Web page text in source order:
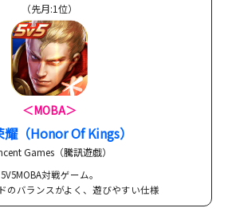
（先月:1位）
＜MOBA＞
（Honor Of Kings）
Games（騰訊遊戯）
5V5MOBA対戦ゲーム。
のバランスがよく、遊びやすい仕様